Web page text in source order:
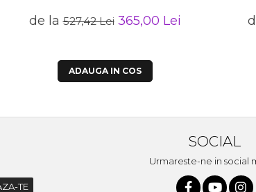
de la527,42 Lei 365,00 Lei
ADAUGA IN COS
SOCIAL
Urmareste-ne in social